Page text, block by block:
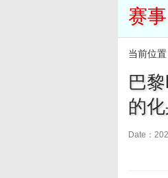
赛事
当前位置
巴
的
Date：